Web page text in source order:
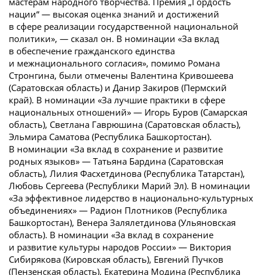
нации“ — высокая оценка знаний и достижений
в сфере реализации государственной национальной
политики», — сказал он. В номинации «За вклад
в обеспечение гражданского единства
и межнационального согласия», помимо Романа
Стронгина, были отмечены Валентина Кривошеева
(Саратовская область) и Данир Закиров (Пермский
край). В номинации «За лучшие практики в сфере
национальных отношений» — Игорь Буров (Самарская
область), Светлана Гаврюшина (Саратовская область),
Эльмира Саматова (Республика Башкортостан).
В номинации «За вклад в сохранение и развитие
родных языков» — Татьяна Бардина (Саратовская
область), Лилия Фасхетдинова (Республика Татарстан),
Любовь Сергеева (Республики Марий Эл). В номинации
«За эффективное лидерство в национально-культурных
объединениях» — Радион Плотников (Республика
Башкортостан), Венера Залялетдинова (Ульяновская
область). В номинации «За вклад в сохранение
и развитие культуры народов России» — Виктория
Сибирякова (Кировская область), Евгений Пучков
(Пензенская область), Екатерина Модина (Республика